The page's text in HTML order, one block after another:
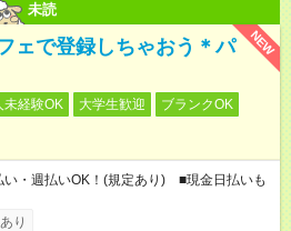
未読
NEW
ェで登録しちゃおう＊パ
未経験OK 大学生歓迎
ブランクOK
・週払いOK！(規定あり) ■現金日払いも
り